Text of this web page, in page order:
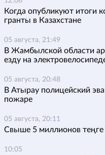
Когда опубликуют итоги
гранты в Казахстане
05 августа, 21:49
В Жамбылской области
езду на
05 августа, 20:48
В Атырау полицейский
пожаре
05 августа, 20:11
Свыше 5 миллионов теңге
10:05